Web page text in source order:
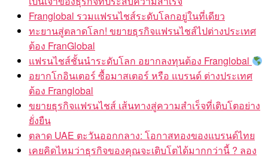
Franglobal รวมแฟรนไชส์ระดับโลกอยู่ในที่เดียว
ทะยานสู่ตลาดโลก! ขยายธุรกิจแฟรนไชส์ไปต่างประเทศ
ต้อง FranGlobal
แฟรนไชส์ชั้นนำระดับโลก อยากลงทุนต้อง Franglobal
อยากโกอินเตอร์ ซื้อมาสเตอร์ หรือ แบรนด์ ต่างประเทศ
ต้อง Franglobal
ขยายธุรกิจแฟรนไชส์ เส้นทางสู่ความสำเร็จที่เติบโตอย่าง
ยั่งยืน
ตลาด UAE ตะวันออกกลาง: โอกาสทองของแบรนด์ไทย
เคยคิดไหมว่าธุรกิจของคุณจะเติบโตได้มากกว่านี้ ? ลอง